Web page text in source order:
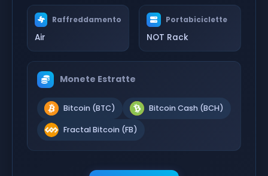
Raffreddamento
Air
Portabiciclette
NOT Rack
Monete Estratte
Bitcoin (BTC) Bitcoin Cash (BCH)
Fractal Bitcoin (FB)